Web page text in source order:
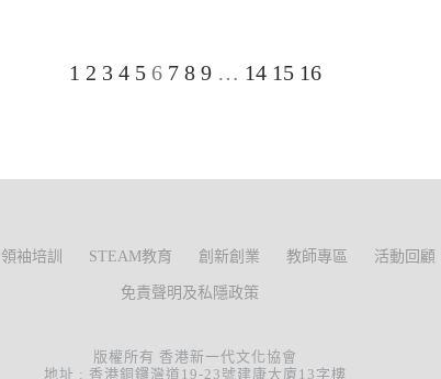
1 2 3 4 5 6 7 8 9 … 14 15 16
領袖培訓 STEAM教育 創新創業 教師專區 活動回顧
免責聲明及私隱政策
版權所有 香港新一代文化協會
地址 : 香港銅鑼灣道19-23號建康大廈13字樓